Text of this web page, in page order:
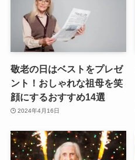
敬老の日はベストをプレゼ
ント！おしゃれな祖母を笑
顔にするおすすめ14選
2024年4月16日